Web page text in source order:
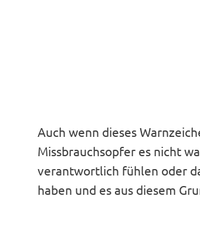
Auch wenn dieses
Missbrauchsopfer es nicht
verantwortlich fühlen oder
haben und es aus diesem